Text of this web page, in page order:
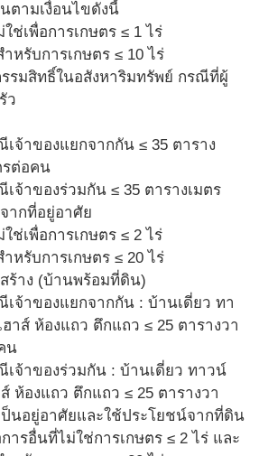
นตามเงื่อนไขดังนี้
ใช่เพื่อการเกษตร ≤ 1 ไร่
ำหรับการเกษตร ≤ 10 ไร่
รรมสิทธิ์ในอสังหาริมทรัพย์ กรณีที่ผู้
ว
เจ้าของแยกจากกัน ≤ 35 ตาราง
รต่อคน
เจ้าของร่วมกัน ≤ 35 ตารางเมตร
ากที่อยู่อาศัย
ใช่เพื่อการเกษตร ≤ 2 ไร่
ำหรับการเกษตร ≤ 20 ไร่
ร้าง (บ้านพร้อมที่ดิน)
เจ้าของแยกจากกัน : บ้านเดี่ยว ทา
ฮาส์ ห้องแถว ตึกแถว ≤ 25 ตารางวา
น
เจ้าของร่วมกัน : บ้านเดี่ยว ทาวน์
ส์ ห้องแถว ตึกแถว ≤ 25 ตารางวา
ป็นอยู่อาศัยและใช้ประโยชน์จากที่ดิน
การอื่นที่ไม่ใช่การเกษตร ≤ 2 ไร่ และ